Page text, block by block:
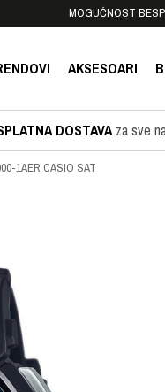
MOGUĆNOST
AKSESOARI
DOSTAVAza sve
1AER CASIO SAT